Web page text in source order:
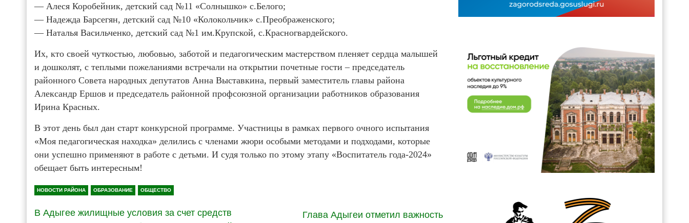
— Алеся Коробейник, детский сад №11 «Солнышко» с.Белого;
— Надежда Барсегян, детский сад №10 «Колокольчик» с.Преображенского;
— Наталья Васильченко, детский сад №1 им.Крупской, с.Красногвардейского.
Их, кто своей чуткостью, любовью, заботой и педагогическим мастерством пленяет сердца малышей
и дошколят, с теплыми пожеланиями встречали на открытии почетные гости – председатель
районного Совета народных депутатов Анна Выставкина, первый заместитель главы района
Александр Ершов и председатель районной профсоюзной организации работников образования
Ирина Красных.
В этот день был дан старт конкурсной программе. Участницы в рамках первого очного испытания
«Моя педагогическая находка» делились с членами жюри особыми методами и подходами, которые
они успешно применяют в работе с детьми. И судя только по этому этапу «Воспитатель года-2024»
обещает быть интересным!
НОВОСТИ РАЙОНА ОБРАЗОВАНИЕ ОБЩЕСТВО
В Адыгее жилищные условия за счет средств
Глава Адыгеи отметил важность